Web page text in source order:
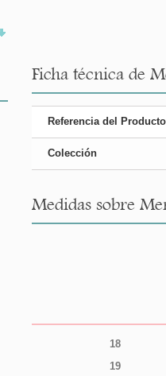
Ficha técnica de
Referencia del Producto
Colección
Medidas sobre
18
19